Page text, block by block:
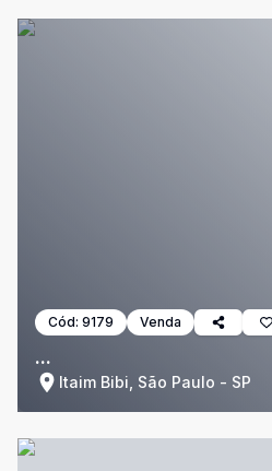
Cód: 9179 Venda
...
Itaim Bibi, São Paulo - SP